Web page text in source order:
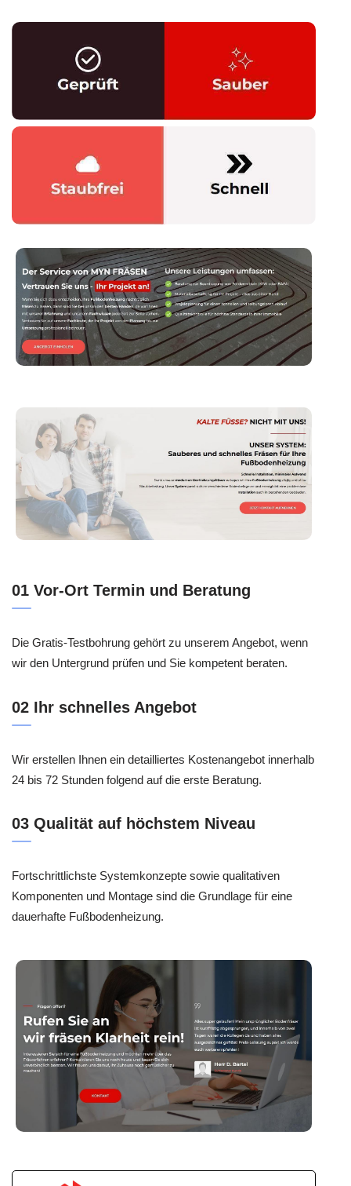
01 Vor-Ort Termin und Beratung
Die Gratis-Testbohrung gehört zu unserem Angebot, wenn
wir den Untergrund prüfen und Sie kompetent beraten.
02 Ihr schnelles Angebot
Wir erstellen Ihnen ein detailliertes Kostenangebot innerhalb
24 bis 72 Stunden folgend auf die erste Beratung.
03 Qualität auf höchstem Niveau
Fortschrittlichste Systemkonzepte sowie qualitativen
Komponenten und Montage sind die Grundlage für eine
dauerhafte Fußbodenheizung.